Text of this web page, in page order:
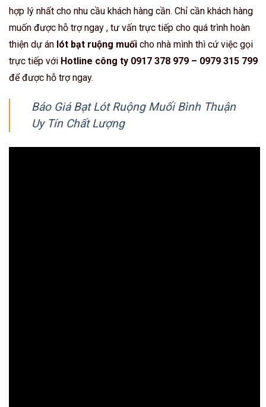
hợp lý nhất cho nhu cầu khách hàng cần. Chỉ cần khách hàng
muốn được hỗ trợ ngay , tư vấn trực tiếp cho quá trình hoàn
thiện dự án lót bạt ruộng muối cho nhà mình thì cứ việc gọi
trực tiếp với Hotline công ty 0917 378 979 – 0979 315 799
để được hỗ trợ ngay.
Báo Giá Bạt Lót Ruộng Muối Bình Thuận
Uy Tín Chất Lượng